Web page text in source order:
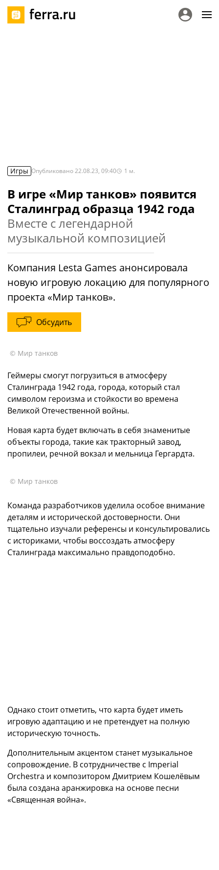
Игры Опубликовано22.08.23, 09:40 1 м.
В игре «Мир танков» появится
Сталинград образца 1942 года
Вместе с легендарной
музыкальной композицией
Компания Lesta Games анонсировала
новую игровую локацию для популярного
проекта «Мир танков».
Обсудить
© Мир танков
Геймеры смогут погрузиться в атмосферу
Сталинграда 1942 года, города, который стал
символом героизма и стойкости во времена
Великой Отечественной войны.
Новая карта будет включать в себя знаменитые
объекты города, такие как тракторный завод,
пропилеи, речной вокзал и мельница Гергардта.
© Мир танков
Команда разработчиков уделила особое внимание
деталям и исторической достоверности. Они
тщательно изучали референсы и консультировались
с историками, чтобы воссоздать атмосферу
Сталинграда максимально правдоподобно.
Однако стоит отметить, что карта будет иметь
игровую адаптацию и не претендует на полную
историческую точность.
Дополнительным акцентом станет музыкальное
сопровождение. В сотрудничестве с Imperial
Orchestra и композитором Дмитрием Кошелёвым
была создана аранжировка на основе песни
«Священная война».